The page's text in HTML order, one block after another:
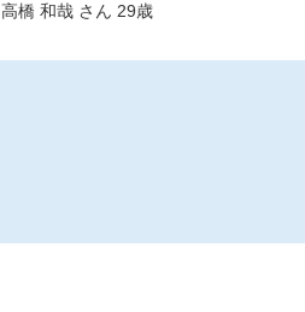
高橋 和哉 さん 29歳